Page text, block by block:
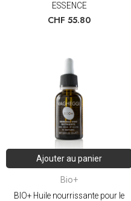
ESSENCE
CHF 55.80
Ajouter au panier
Bio+
BIO+ Huile nourrissante pour le